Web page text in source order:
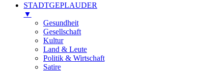
STADTGEPLAUDER
▼
Gesundheit
Gesellschaft
Kultur
Land & Leute
Politik & Wirtschaft
Satire